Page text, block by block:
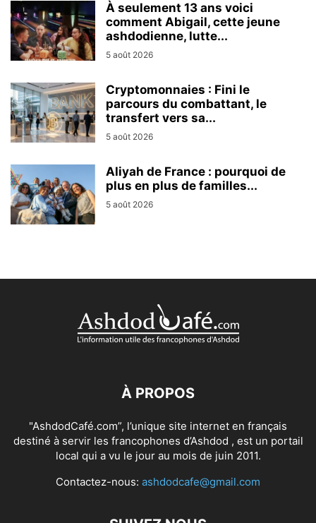
À seulement 13 ans voici
comment Abigail, cette jeune
ashdodienne, lutte...
5 août 2026
Cryptomonnaies : Fini le
parcours du combattant, le
transfert vers sa...
5 août 2026
Aliyah de France : pourquoi de
plus en plus de familles...
5 août 2026
À PROPOS
"AshdodCafé.com”, l’unique site internet en français
destiné à servir les francophones d’Ashdod , est un portail
local qui a vu le jour au mois de juin 2011.
Contactez-nous: ashdodcafe@gmail.com